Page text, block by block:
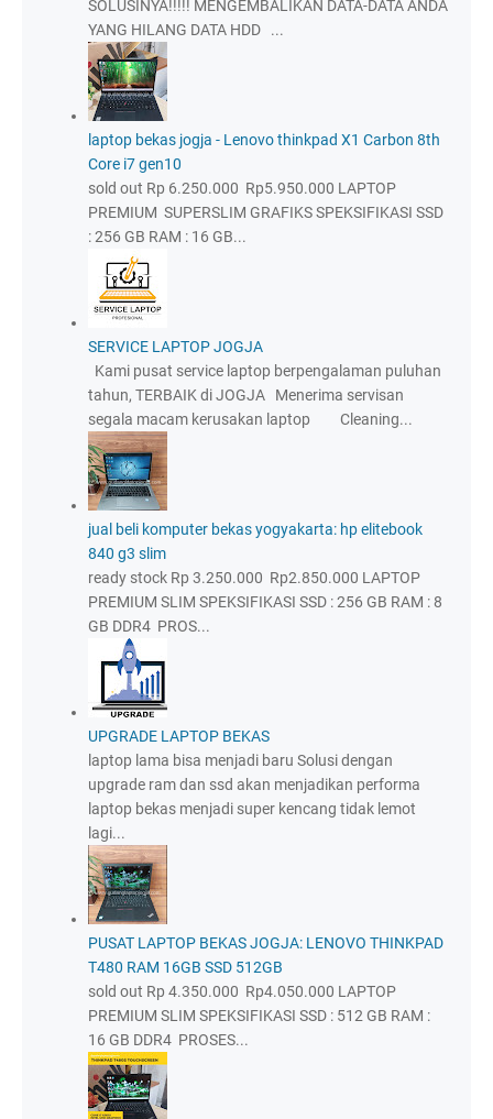
SOLUSINYA!!!!! MENGEMBALIKAN DATA-DATA ANDA
YANG HILANG DATA HDD ...
laptop bekas jogja - Lenovo thinkpad X1 Carbon 8th
Core i7 gen10
sold out Rp 6.250.000 Rp5.950.000 LAPTOP
PREMIUM SUPERSLIM GRAFIKS SPEKSIFIKASI SSD
: 256 GB RAM : 16 GB...
SERVICE LAPTOP JOGJA
Kami pusat service laptop berpengalaman puluhan
tahun, TERBAIK di JOGJA Menerima servisan
segala macam kerusakan laptop Cleaning...
jual beli komputer bekas yogyakarta: hp elitebook
840 g3 slim
ready stock Rp 3.250.000 Rp2.850.000 LAPTOP
PREMIUM SLIM SPEKSIFIKASI SSD : 256 GB RAM : 8
GB DDR4 PROS...
UPGRADE LAPTOP BEKAS
laptop lama bisa menjadi baru Solusi dengan
upgrade ram dan ssd akan menjadikan performa
laptop bekas menjadi super kencang tidak lemot
lagi...
PUSAT LAPTOP BEKAS JOGJA: LENOVO THINKPAD
T480 RAM 16GB SSD 512GB
sold out Rp 4.350.000 Rp4.050.000 LAPTOP
PREMIUM SLIM SPEKSIFIKASI SSD : 512 GB RAM :
16 GB DDR4 PROSES...